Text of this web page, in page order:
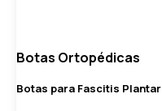
Botas Ortopédicas
Botas para Fascitis Plantar